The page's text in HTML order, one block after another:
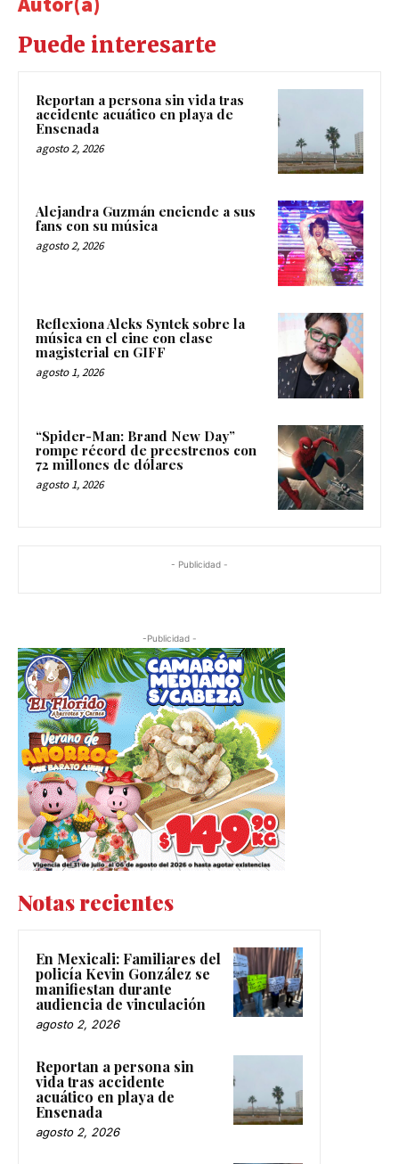
Puede interesarte
Reportan a persona sin vida tras
accidente acuático en playa de
Ensenada
agosto 2, 2026
Alejandra Guzmán enciende a sus
fans con su música
agosto 2, 2026
Reflexiona Aleks Syntek sobre la
música en el cine con clase
magisterial en GIFF
agosto 1, 2026
“Spider-Man: Brand New Day”
rompe récord de preestrenos con
72 millones de dólares
agosto 1, 2026
- Publicidad -
-Publicidad -
Notas recientes
En Mexicali: Familiares del
policía Kevin González se
manifiestan durante
audiencia de vinculación
agosto 2, 2026
Reportan a persona sin
vida tras accidente
acuático en playa de
Ensenada
agosto 2, 2026